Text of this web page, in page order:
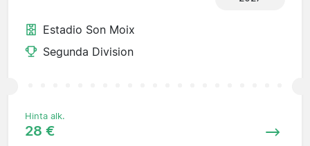
Estadio Son Moix
Segunda Division
Hinta alk.
28 €